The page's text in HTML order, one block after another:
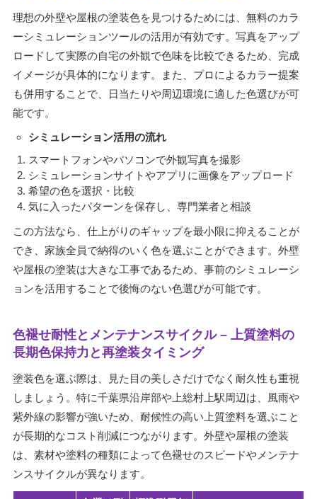
理想の外壁や屋根の塗装色を見つけるためには、無料のカラ
ーシミュレーションツールの活用が有効です。写真をアップ
ロードして実際の自宅の外観で色味を比較できるため、完成
イメージが具体的になります。また、プロによるカラー提案
も併用することで、日当たりや周辺環境に適した色選びが可
能です。
シミュレーション活用の流れ
スマートフォンやパソコンで外観写真を撮影
シミュレーションサイトやアプリに画像をアップロード
希望の色を選択・比較
気に入ったパターンを保存し、専門業者と相談
この方法なら、仕上がりのギャップを最小限に抑えることが
でき、家族全員で納得のいく色を選ぶことができます。外壁
や屋根の塗装は大きな工事であるため、事前のシミュレーシ
ョンを活用することで後悔のない色選びが可能です。
色褪せ耐性とメンテナンスサイクル – 上質塗料の
長期色保持力と再塗装タイミング
塗装色を選ぶ際は、見た目の美しさだけでなく耐久性も重視
しましょう。特に千葉県沿岸部や上総村上駅周辺は、風雨や
紫外線の影響が強いため、耐候性の高い上質塗料を選ぶこと
が長期的なコスト削減につながります。外壁や屋根の塗装
は、素材や塗料の種類によって色褪せのスピードやメンテナ
ンスサイクルが異なります。